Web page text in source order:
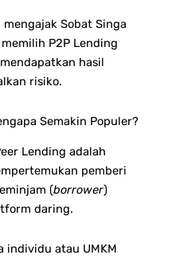
Sobat Singa
P2P Lending
hasil
risiko.
Semakin Populer?
Lending adalah
pemberi
(borrower)
daring.
individu atau UMKM